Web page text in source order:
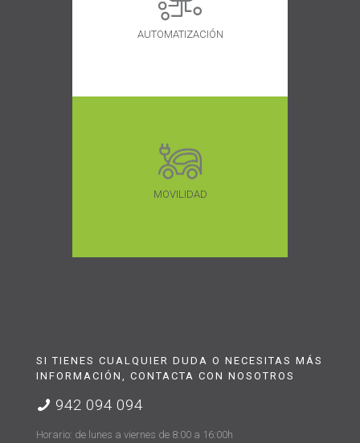
AUTOMATIZACIÓN
MOVILIDAD
SI TIENES CUALQUIER DUDA O NECESITAS MÁS
INFORMACIÓN, CONTACTA CON NOSOTROS
942 094 094
Horario: de lunes a viernes de 8:00 a 16:00h